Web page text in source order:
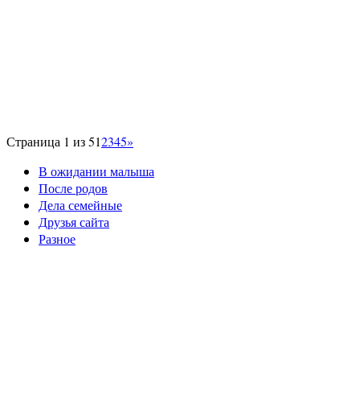
Страница 1 из 512345»
В ожидании малыша
После родов
Дела семейные
Друзья сайта
Разное